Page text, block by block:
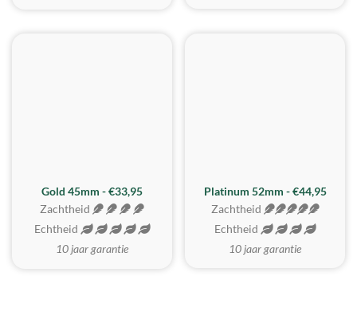
REALISTISCH
Gold 45mm - €33,95
Zachtheid
Echtheid
10 jaar garantie
ZACHTSTE
Platinum 52mm - €44,95
Zachtheid
Echtheid
10 jaar garantie